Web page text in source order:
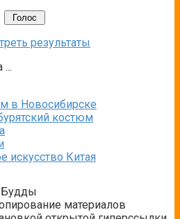
результаты
...
в Новосибирске
костюм
искусство Китая
Будды
материалов